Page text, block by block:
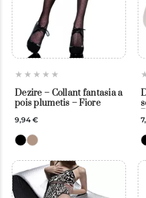
Dezire – Collant fantasia a
pois plumetis – Fiore
9,94 €